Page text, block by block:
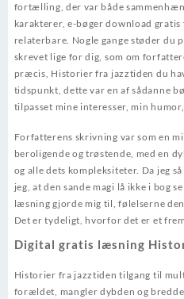
fortælling, der var både
karakterer, e-bøger download
relaterbare. Nogle gange støder du
skrevet lige for dig, som om
præcis, Historier fra jazztiden du
tidspunkt, dette var en af sådanne
tilpasset mine interesser, min
Forfatterens skrivning var som en
beroligende og trøstende, med en
og alle dets kompleksiteter. Da jeg
jeg, at den sande magi lå ikke i bog
læsning gjorde mig til, følelserne
Det er tydeligt, hvorfor det er et
Digital gratis læsning
Historier fra jazztiden tilgang til
forældet, mangler dybden og